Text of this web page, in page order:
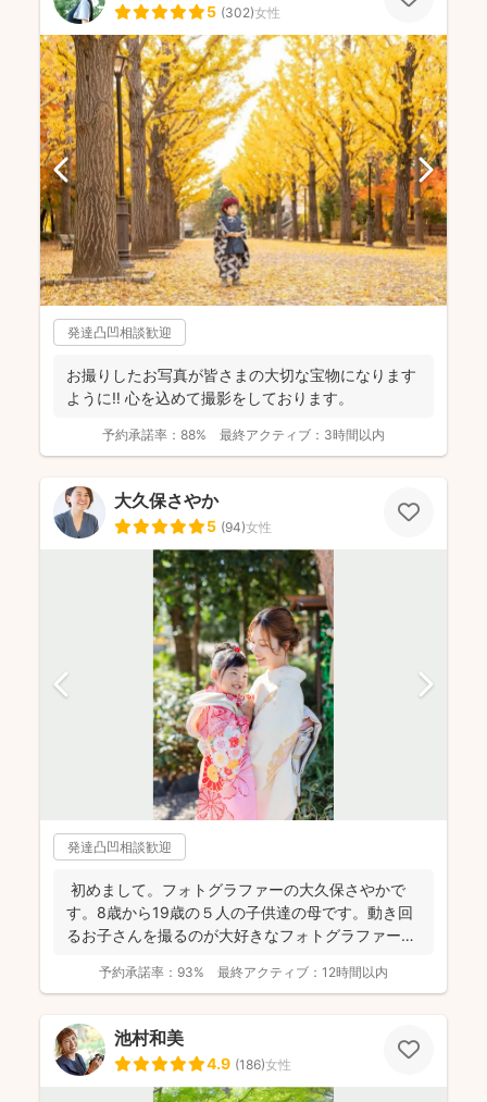
5 (302)女性
発達凸凹相談歓迎
お撮りしたお写真が皆さまの大切な宝物になります
ように‼︎ 心を込めて撮影をしております。
予約承諾率： 88% 最終アクティブ： 3時間以内
大久保さやか
5 (94)女性
発達凸凹相談歓迎
初めまして。フォトグラファーの大久保さやかで
す。8歳から19歳の５人の子供達の母です。動き回
るお子さんを撮るのが大好きなフォトグラファーで
予約承諾率： 93% 最終アクティブ： 12時間以内
池村和美
4.9 (186)女性